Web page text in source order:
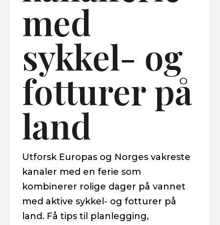
med
sykkel- og
fotturer på
land
Utforsk Europas og Norges vakreste
kanaler med en ferie som
kombinerer rolige dager på vannet
med aktive sykkel- og fotturer på
land. Få tips til planlegging,